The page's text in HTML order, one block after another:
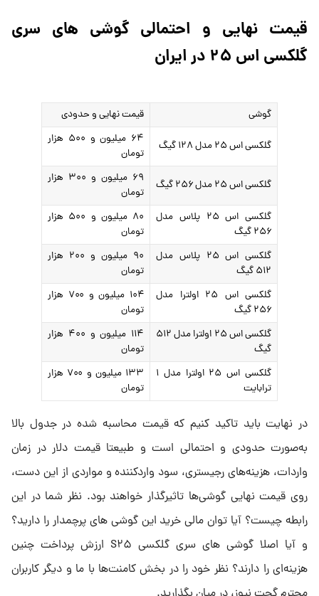
قیمت نهایی و احتمالی گوشی های سری
گلکسی اس ۲۵ در ایران
گوشی قیمت نهایی و حدودی
گلکسی اس ۲۵ مدل ۱۲۸ گیگ
۶۴ میلیون و ۵۰۰ هزار
تومان
گلکسی اس ۲۵ مدل ۲۵۶ گیگ
۶۹ میلیون و ۳۰۰ هزار
تومان
گلکسی اس ۲۵ پلاس مدل
۲۵۶ گیگ
۸۰ میلیون و ۵۰۰ هزار
تومان
گلکسی اس ۲۵ پلاس مدل
۵۱۲ گیگ
۹۰ میلیون و ۲۰۰ هزار
تومان
گلکسی اس ۲۵ اولترا مدل
۲۵۶ گیگ
۱۰۴ میلیون و ۷۰۰ هزار
تومان
گلکسی اس ۲۵ اولترا مدل ۵۱۲
گیگ
۱۱۴ میلیون و ۴۰۰ هزار
تومان
گلکسی اس ۲۵ اولترا مدل ۱
ترابایت
۱۳۳ میلیون و ۷۰۰ هزار
تومان
در نهایت باید تاکید کنیم که قیمت محاسبه شده در جدول بالا
به‌صورت حدودی و احتمالی است و طبیعتا قیمت دلار در زمان
واردات، هزینه‌های رجیستری، سود واردکننده و مواردی از این دست،
روی قیمت نهایی گوشی‌ها تاثیرگذار خواهند بود. نظر شما در این
رابطه چیست؟ آیا توان مالی خرید این گوشی های پرچمدار را دارید؟
و آیا اصلا گوشی های سری گلکسی S۲۵ ارزش پرداخت چنین
هزینه‌ای را دارند؟ نظر خود را در بخش کامنت‌ها با ما و دیگر کاربران